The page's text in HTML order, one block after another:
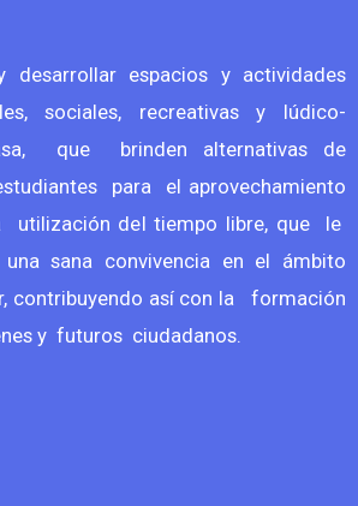
desarrollar espacios y actividades
sociales, recreativas y lúdico-
que brinden alternativas de
para el aprovechamiento
utilización del tiempo libre, que le
sana convivencia en el ámbito
contribuyendo así con la formación
y futuros ciudadanos.